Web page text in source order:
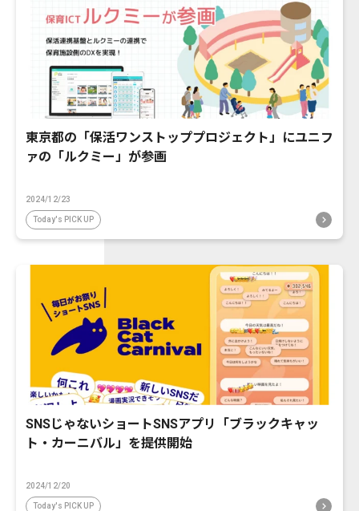
東京都の「保活ワンストッププロジェクト」にユニフ
ァの「ルクミー」が参画
2024/12/23
Today's PICK UP
SNSじゃないショートSNSアプリ「ブラックキャッ
ト・カーニバル」を提供開始
2024/12/20
Today's PICK UP